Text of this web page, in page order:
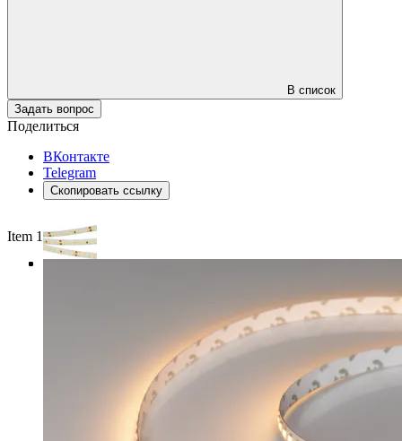
В список
Задать вопрос
Поделиться
ВКонтакте
Telegram
Скопировать ссылку
Item 1 of 4